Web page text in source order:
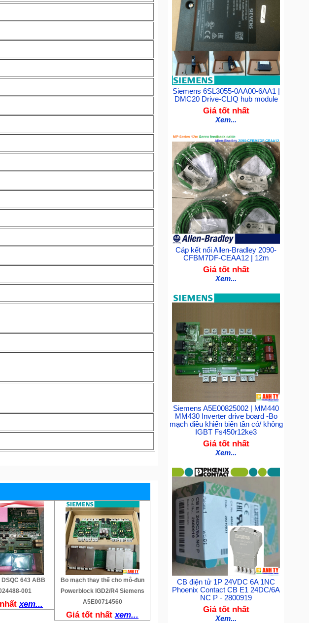
643 ABB
001
xem...
Bo mạch thay thế cho mô-đun
Powerblock IGD2/R4 Siemens
A5E00714560
Giá tốt nhấtxem...
Siemens 6SL3055-0AA00-6AA1 |
DMC20 Drive-CLIQ hub module
Giá tốt nhất
Xem...
Cáp kết nối Allen-Bradley 2090-
CFBM7DF-CEAA12 | 12m
Giá tốt nhất
Xem...
Siemens A5E00825002 | MM440
MM430 Inverter drive board -Bo
mạch điều khiển biến tần có/ không
IGBT Fs450r12ke3
Giá tốt nhất
Xem...
CB điện tử 1P 24VDC 6A 1NC
Phoenix Contact CB E1 24DC/6A
NC P - 2800919
Giá tốt nhất
Xem...